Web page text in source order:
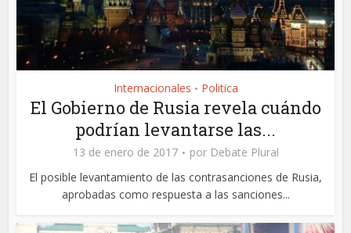
Internacionales • Politica
El Gobierno de Rusia revela cuándo
podrían levantarse las...
13 de enero de 2017 por Debate Plural
El posible levantamiento de las contrasanciones de Rusia,
aprobadas como respuesta a las sanciones...